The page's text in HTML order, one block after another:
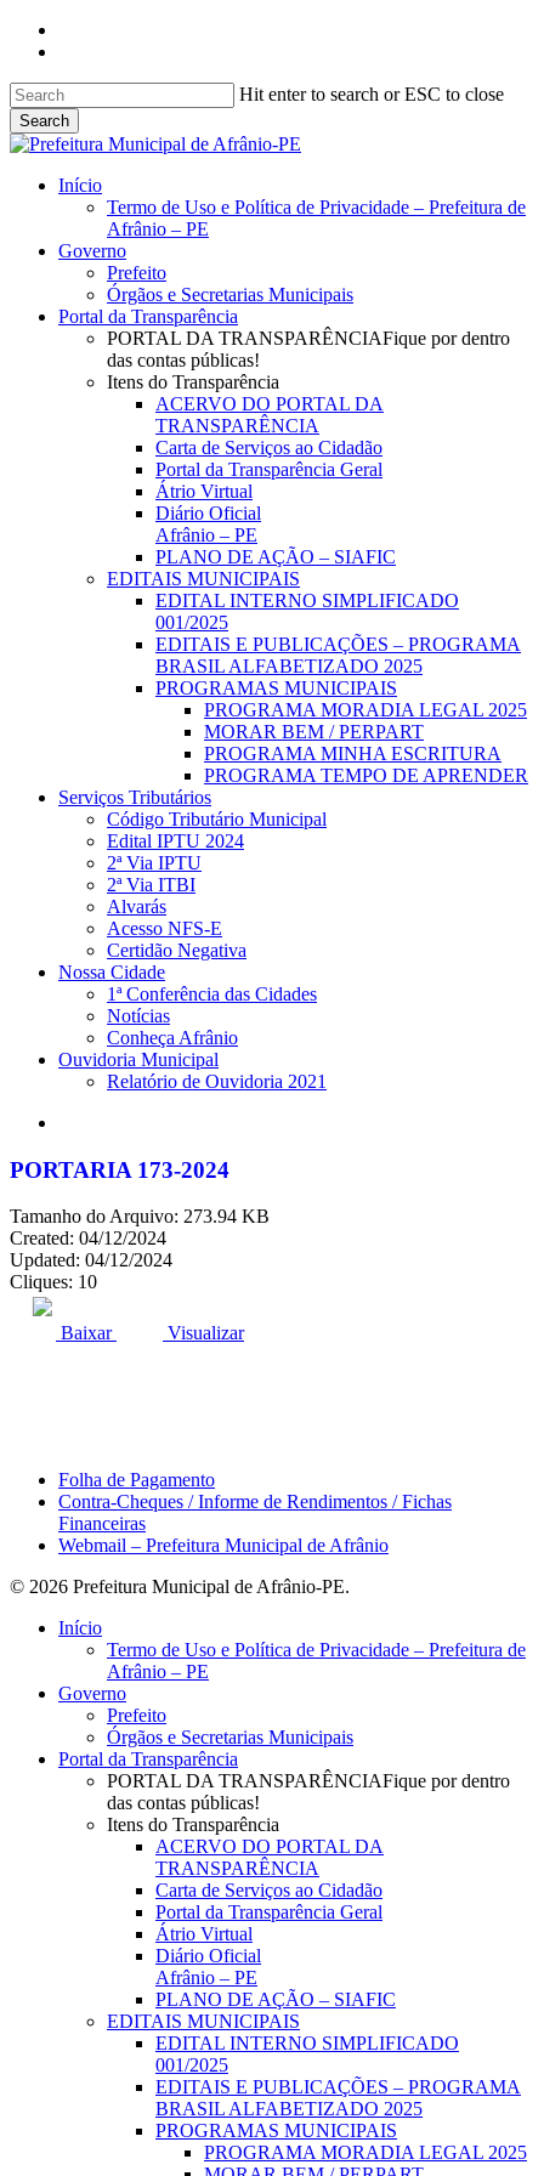
Skip
content
Hit enter to search or ESC to close
Search
Close
search
Menu
Início
Termo de Uso e Política de Privacidade – Prefeitura de
Afrânio – PE
Governo
Prefeito
Órgãos e Secretarias Municipais
Portal da Transparência
PORTAL DA TRANSPARÊNCIAFique por dentro
das contas públicas!
Itens do Transparência
ACERVO DO PORTAL DA
TRANSPARÊNCIA
Carta de Serviços ao Cidadão
Portal da Transparência Geral
Átrio Virtual
Diário Oficial
Afrânio – PE
PLANO DE AÇÃO – SIAFIC
EDITAIS MUNICIPAIS
EDITAL INTERNO SIMPLIFICADO
001/2025
EDITAIS E PUBLICAÇÕES – PROGRAMA
BRASIL ALFABETIZADO 2025
PROGRAMAS MUNICIPAIS
PROGRAMA MORADIA LEGAL 2025
MORAR BEM / PERPART
PROGRAMA MINHA ESCRITURA
PROGRAMA TEMPO DE APRENDER
Serviços Tributários
Código Tributário Municipal
Edital IPTU 2024
2ª Via IPTU
2ª Via ITBI
Alvarás
Acesso NFS-E
Certidão Negativa
Nossa Cidade
1ª Conferência das Cidades
Notícias
Conheça Afrânio
Ouvidoria Municipal
Relatório de Ouvidoria 2021
PORTARIA 173-2024
Tamanho do Arquivo: 273.94 KB
Created: 04/12/2024
Updated: 04/12/2024
Cliques: 10
Baixar Visualizar
Folha de Pagamento
Contra-Cheques / Informe de Rendimentos / Fichas
Financeiras
Webmail – Prefeitura Municipal de Afrânio
© 2026 Prefeitura Municipal de Afrânio-PE.
Close
Início
Termo de Uso e Política de Privacidade – Prefeitura de
Afrânio – PE
Governo
Prefeito
Órgãos e Secretarias Municipais
Portal da Transparência
PORTAL DA TRANSPARÊNCIAFique por dentro
das contas públicas!
Itens do Transparência
ACERVO DO PORTAL DA
TRANSPARÊNCIA
Carta de Serviços ao Cidadão
Portal da Transparência Geral
Átrio Virtual
Diário Oficial
Afrânio – PE
PLANO DE AÇÃO – SIAFIC
EDITAIS MUNICIPAIS
EDITAL INTERNO SIMPLIFICADO
001/2025
EDITAIS E PUBLICAÇÕES – PROGRAMA
BRASIL ALFABETIZADO 2025
PROGRAMAS MUNICIPAIS
PROGRAMA MORADIA LEGAL 2025